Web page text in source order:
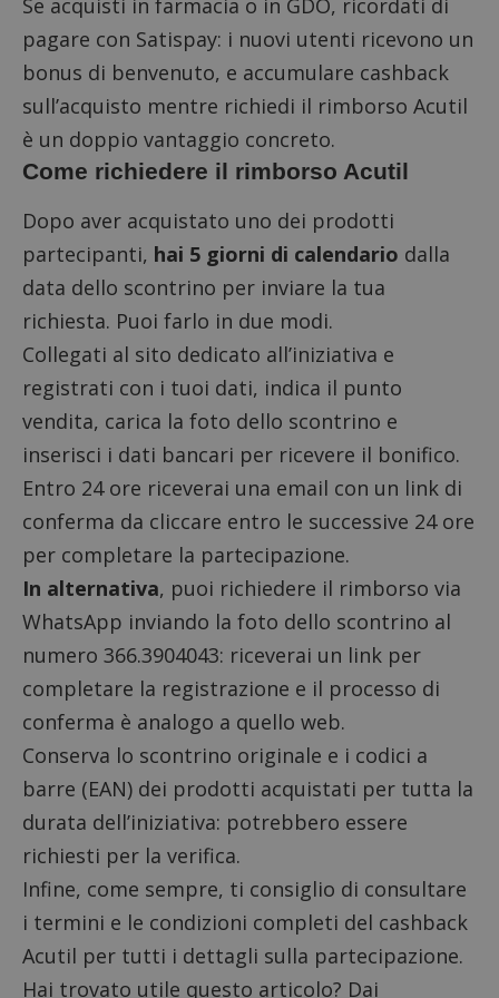
pagare con Satispay: i nuovi utenti ricevono un
bonus di benvenuto, e accumulare cashback
sull’acquisto mentre richiedi il rimborso Acutil
è un doppio vantaggio concreto.
Come richiedere il rimborso Acutil
Dopo aver acquistato uno dei prodotti
partecipanti, hai 5 giorni di calendario dalla
data dello scontrino per inviare la tua
richiesta. Puoi farlo in due modi.
Collegati al sito dedicato all’iniziativa e
registrati con i tuoi dati, indica il punto
vendita, carica la foto dello scontrino e
inserisci i dati bancari per ricevere il bonifico.
Entro 24 ore riceverai una email con un link di
conferma da cliccare entro le successive 24 ore
per completare la partecipazione.
In alternativa, puoi richiedere il rimborso via
WhatsApp inviando la foto dello scontrino al
numero 366.3904043: riceverai un link per
completare la registrazione e il processo di
conferma è analogo a quello web.
Conserva lo scontrino originale e i codici a
barre (EAN) dei prodotti acquistati per tutta la
durata dell’iniziativa: potrebbero essere
richiesti per la verifica.
Infine, come sempre, ti consiglio di consultare
i termini e le condizioni completi del cashback
Acutil per tutti i dettagli sulla partecipazione.
Hai trovato utile questo articolo? Dai